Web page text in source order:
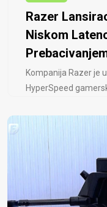
Razer
Niskom
Kompanija Razer je
HyperSpeed